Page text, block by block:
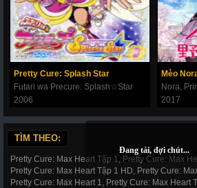
Pretty Cure: Splash Star
Futari wa Precure: Splash☆Star
2006
Mèo
Nora,
2017
TÌM THEO:
Pretty Cure: Max Heart Tập 1, Pretty Cure: Max
Pretty Cure: Max Heart Tập 1 HD, Pretty Cure:
Pretty Cure: Max Heart 1, Pretty Cure: Max Heart